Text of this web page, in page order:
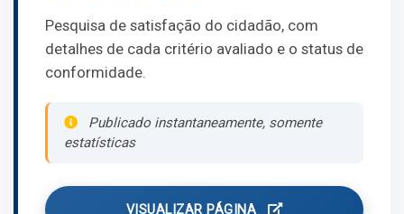
Pesquisa de satisfação do cidadão, com
detalhes de cada critério avaliado e o status de
conformidade.
Publicado instantaneamente, somente
estatísticas
VISUALIZAR PÁGINA